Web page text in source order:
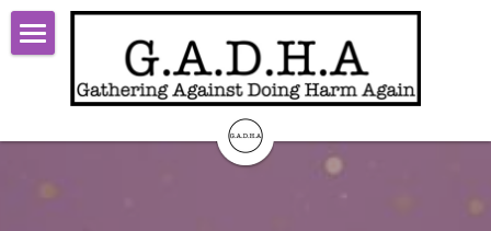
ブログカテゴリー
すべてのカテゴリ